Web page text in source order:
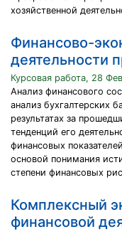
хозяйственной
Финансово-
деятельности
Курсовая работа, 28
Анализ финансового
анализ бухгалтерских
результатах за
тенденций его
финансовых
основой понимания
степени финансовых
Комплексный
финансовой